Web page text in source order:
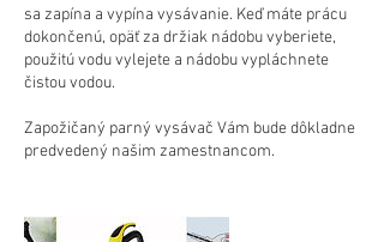
sa zapína a vypína vysávanie. Keď máte prácu
dokončenú, opäť za držiak nádobu vyberiete,
použitú vodu vylejete a nádobu vypláchnete
čistou vodou.
Zapožičaný parný vysávač Vám bude dôkladne
predvedený našim zamestnancom.